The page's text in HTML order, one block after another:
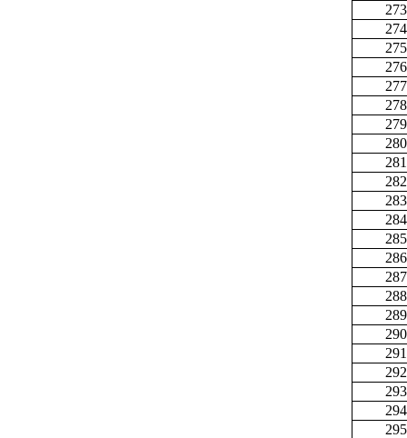
273
274
275
276
277
278
279
280
281
282
283
284
285
286
287
288
289
290
291
292
293
294
295